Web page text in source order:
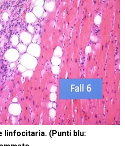
linfocitaria. (Punti blu: